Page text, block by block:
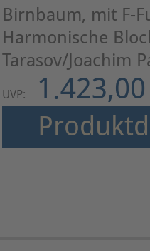
Birnbaum, mit F-
Harmonische
Tarasov/Joachim
UVP: